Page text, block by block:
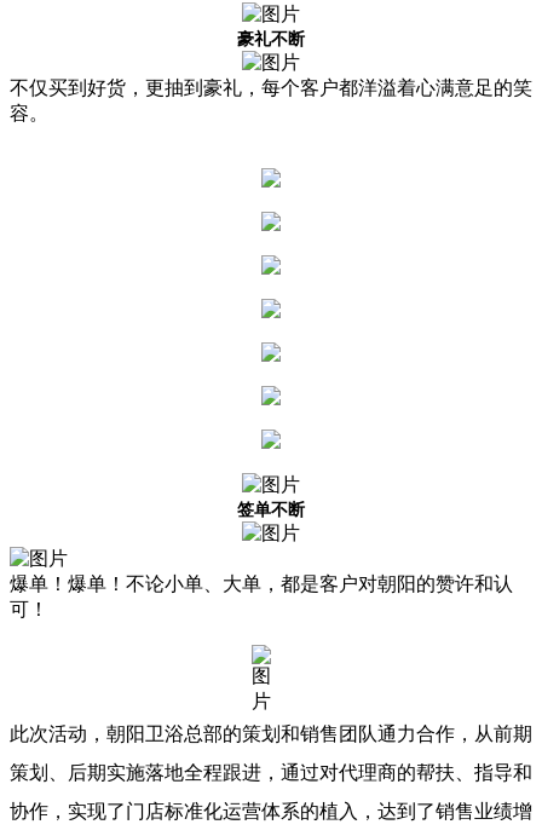
豪礼不断
不仅买到好货，更抽到豪礼，每个客户都洋溢着心满意足的笑
容。
签单不断
爆单！爆单！不论小单、大单，都是客户对朝阳的赞许和认
可！
此次活动，朝阳卫浴总部的策划和销售团队通力合作，从前期
策划、后期实施落地全程跟进，通过对代理商的帮扶、指导和
协作，实现了门店标准化运营体系的植入，达到了销售业绩增